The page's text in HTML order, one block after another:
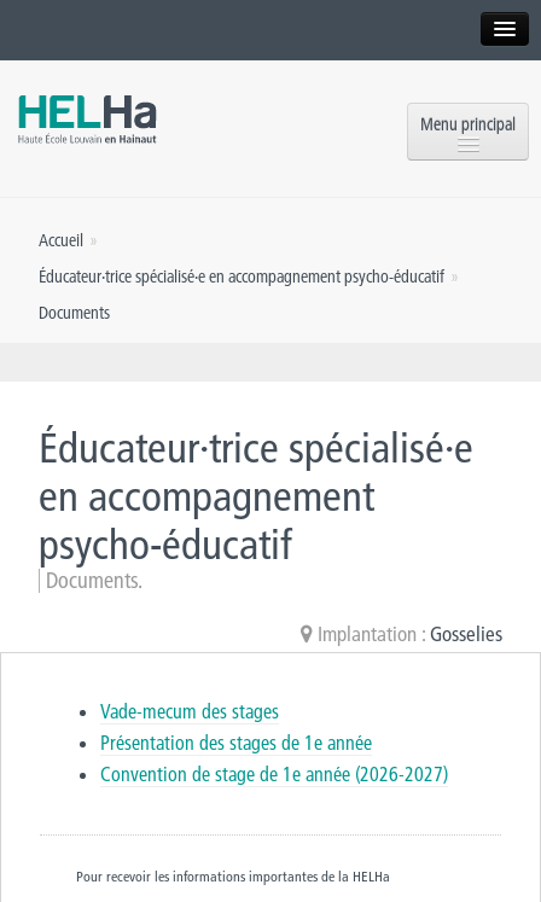
Menu principal
Rencontrez-nous
Inscriptions
Accueil »
Éducateur·trice spécialisé·e en accompagnement psycho-éducatif »
Documents
Éducateur·trice spécialisé·e
en accompagnement
psycho-éducatif
Documents.
Implantation :Gosselies
Vade-mecum des stages
Présentation des stages de 1e année
Convention de stage de 1e année (2026-2027)
Pour recevoir les informations importantes de la HELHa